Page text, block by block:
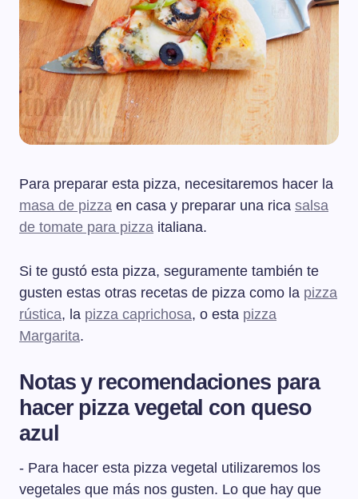
Para preparar esta pizza, necesitaremos hacer la
masa de pizza en casa y preparar una rica salsa
de tomate para pizza italiana.
Si te gustó esta pizza, seguramente también te
gusten estas otras recetas de pizza como la pizza
rústica, la pizza caprichosa, o esta pizza
Margarita.
Notas y recomendaciones para
hacer pizza vegetal con queso
azul
- Para hacer esta pizza vegetal utilizaremos los
vegetales que más nos gusten. Lo que hay que